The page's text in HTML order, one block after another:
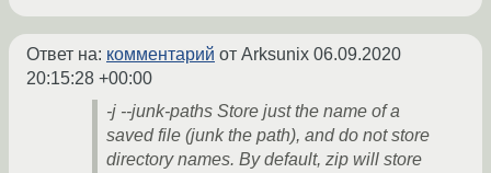
Ответ на: комментарий от Arksunix 06.09.2020
20:15:28 +00:00
-j --junk-paths Store just the name of a
saved file (junk the path), and do not store
directory names. By default, zip will store